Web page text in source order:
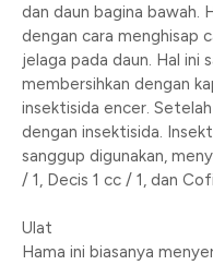
dan daun bagina bawah.
dengan cara menghisap
jelaga pada daun. Hal ini
membersihkan dengan
insektisida encer.
dengan insektisida.
sanggup digunakan,
/ 1, Decis 1 cc / 1, dan
Ulat
Hama ini biasanya